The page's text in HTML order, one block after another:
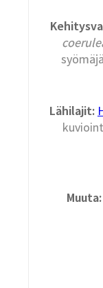
Lähilajit:
Muuta: